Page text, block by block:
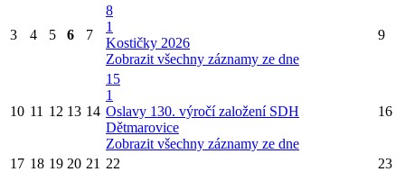
3 4 5 6 7
8
1
Kostičky 2026
Zobrazit všechny záznamy ze dne
9
10 11 12 13 14
15
1
Oslavy 130. výročí založení SDH
Dětmarovice
Zobrazit všechny záznamy ze dne
16
17 18 19 20 21 22
23